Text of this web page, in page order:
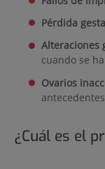
Pérdida
Alteraciones
cuando se
Ovarios
¿Cuál es el